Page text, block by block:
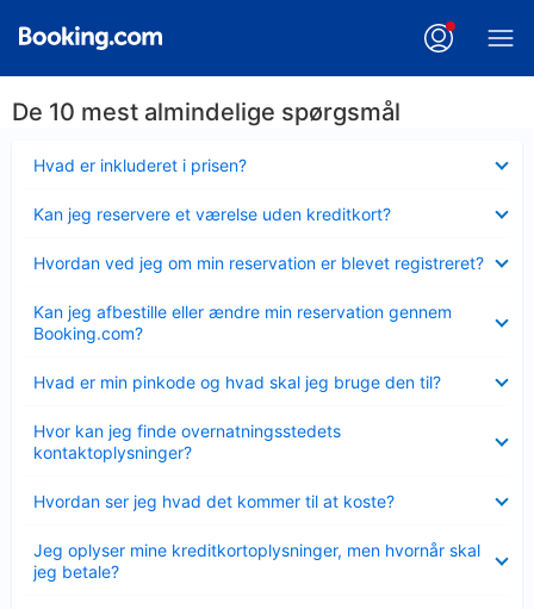
De 10 mest almindelige spørgsmål
Hvad er inkluderet i prisen?
Kan jeg reservere et værelse uden kreditkort?
Hvordan ved jeg om min reservation er blevet registreret?
Kan jeg afbestille eller ændre min reservation gennem
Booking.com?
Hvad er min pinkode og hvad skal jeg bruge den til?
Hvor kan jeg finde overnatningsstedets
kontaktoplysninger?
Hvordan ser jeg hvad det kommer til at koste?
Jeg oplyser mine kreditkortoplysninger, men hvornår skal
jeg betale?